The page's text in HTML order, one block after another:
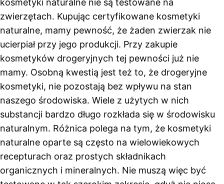
kosmetyki naturalne nie są testowane na
zwierzętach. Kupując certyfikowane kosmetyki
naturalne, mamy pewność, że żaden zwierzak nie
ucierpiał przy jego produkcji. Przy zakupie
kosmetyków drogeryjnych tej pewności już nie
mamy. Osobną kwestią jest też to, że drogeryjne
kosmetyki, nie pozostają bez wpływu na stan
naszego środowiska. Wiele z użytych w nich
substancji bardzo długo rozkłada się w środowisku
naturalnym. Różnica polega na tym, że kosmetyki
naturalne oparte są często na wielowiekowych
recepturach oraz prostych składnikach
organicznych i mineralnych. Nie muszą więc być